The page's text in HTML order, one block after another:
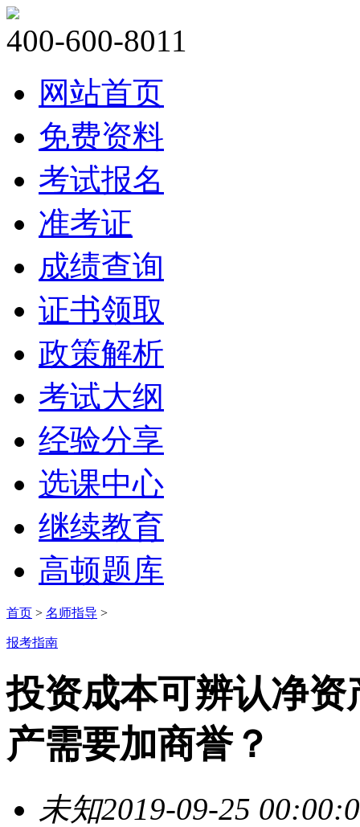
400-600-8011
网站首页
免费资料
考试报名
准考证
成绩查询
证书领取
政策解析
考试大纲
经验分享
选课中心
继续教育
高顿题库
首页 > 名师指导 >
报考指南
投资成本可辨认净
产需要加商誉？
未知2019-09-25